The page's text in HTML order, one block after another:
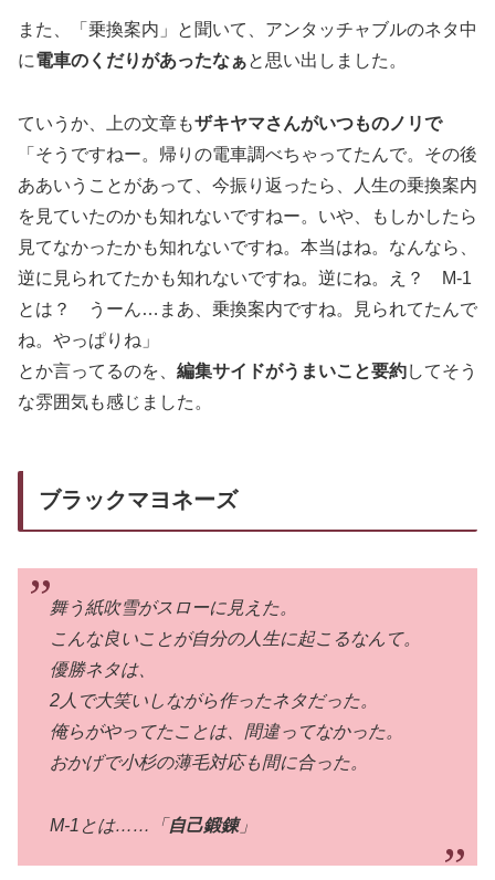
また、「乗換案内」と聞いて、アンタッチャブルのネタ中
に電車のくだりがあったなぁと思い出しました。
ていうか、上の文章もザキヤマさんがいつものノリで
「そうですねー。帰りの電車調べちゃってたんで。その後
ああいうことがあって、今振り返ったら、人生の乗換案内
を見ていたのかも知れないですねー。いや、もしかしたら
見てなかったかも知れないですね。本当はね。なんなら、
逆に見られてたかも知れないですね。逆にね。え？ M-1
とは？ うーん…まあ、乗換案内ですね。見られてたんで
ね。やっぱりね」
とか言ってるのを、 編集サイドがうまいこと要約してそう
な雰囲気も感じました。
ブラックマヨネーズ
舞う紙吹雪がスローに見えた。
こんな良いことが自分の人生に起こるなんて。
優勝ネタは、
2人で大笑いしながら作ったネタだった。
俺らがやってたことは、間違ってなかった。
おかげで小杉の薄毛対応も間に合った。
M-1とは……「 自己鍛錬」